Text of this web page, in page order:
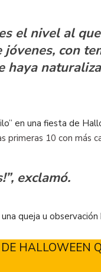
el nivel al
con
en una fiesta de
primeras 10 con más
exclamó.
queja u
HALLOWEEN